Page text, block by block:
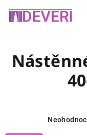
Průměrné